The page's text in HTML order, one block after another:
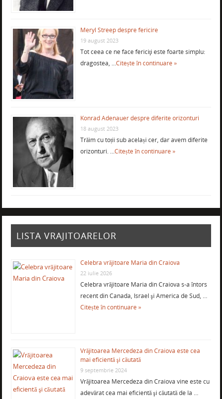
Meryl Streep despre fericire
19 august 2023
Tot ceea ce ne face fericiţi este foarte simplu:
dragostea, …Citește în continuare »
Konrad Adenauer despre diferite orizonturi
18 august 2023
Trăim cu toții sub același cer, dar avem diferite
orizonturi. …Citește în continuare »
LISTA VRAJITOARELOR
Celebra vrăjitoare Maria din Craiova
22 iulie 2026
Celebra vrăjitoare Maria din Craiova s-a întors
recent din Canada, Israel şi America de Sud, …
Citește în continuare »
Vrăjitoarea Mercedeza din Craiova este cea
mai eficientă şi căutată
9 septembrie 2024
Vrăjitoarea Mercedeza din Craiova vine este cu
adevărat cea mai eficientă şi căutată de la …